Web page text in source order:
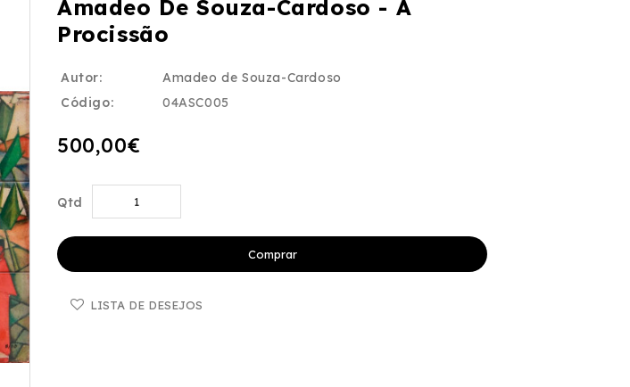
Amadeo De Souza-Cardoso - A
Procissão
Autor:
Amadeo de Souza-Cardoso
Código:
04ASC005
500,00€
Qtd
Comprar
LISTA DE DESEJOS